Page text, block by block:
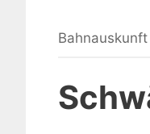
Bahnauskunft